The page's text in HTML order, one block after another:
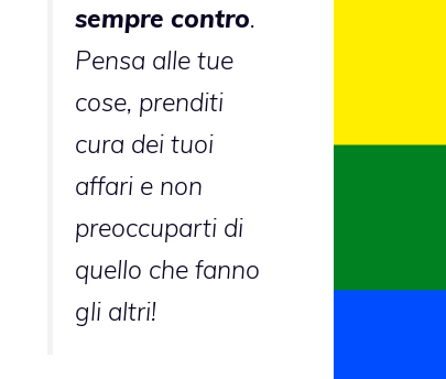
sempre contro.
Pensa alle tue
cose, prenditi
cura dei tuoi
affari e non
preoccuparti di
quello che fanno
gli altri!